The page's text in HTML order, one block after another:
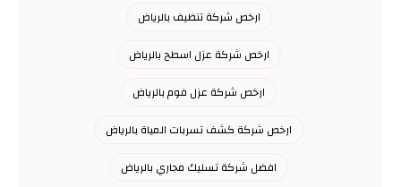
ارخص شركة تنظيف بالرياض
ارخص شركة عزل اسطح بالرياض
ارخص شركة عزل فوم بالرياض
ارخص شركة كشف تسربات المياة بالرياض
افضل شركة تسليك مجاري بالرياض